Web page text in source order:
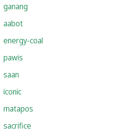
ganang
aabot
energy-coal
pawis
saan
iconic
matapos
sacrifice